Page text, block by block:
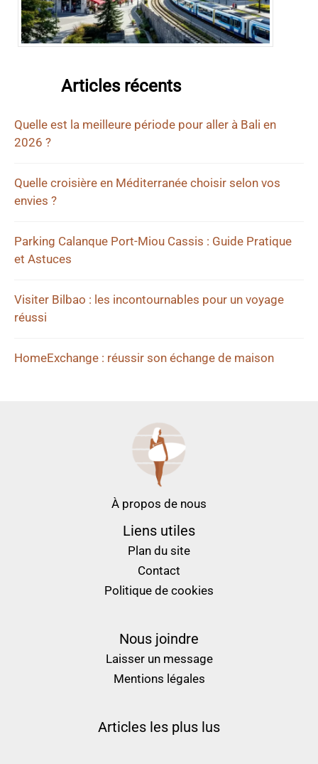
Articles récents
Quelle est la meilleure période pour aller à Bali en
2026 ?
Quelle croisière en Méditerranée choisir selon vos
envies ?
Parking Calanque Port-Miou Cassis : Guide Pratique
et Astuces
Visiter Bilbao : les incontournables pour un voyage
réussi
HomeExchange : réussir son échange de maison
À propos de nous
Liens utiles
Plan du site
Contact
Politique de cookies
Nous joindre
Laisser un message
Mentions légales
Articles les plus lus